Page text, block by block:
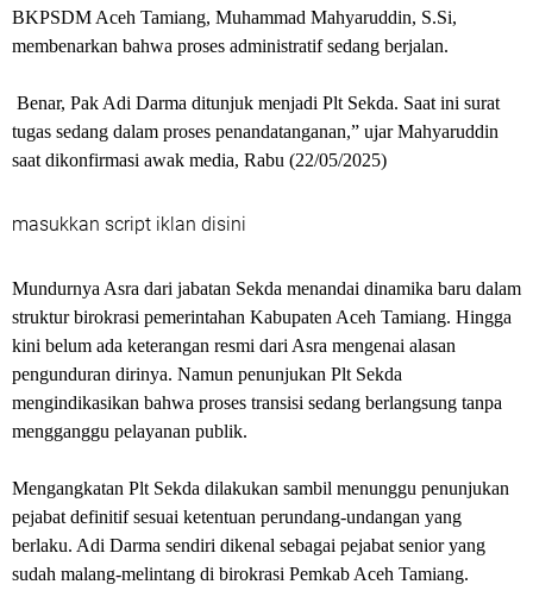
BKPSDM Aceh Tamiang, Muhammad Mahyaruddin, S.Si,
membenarkan bahwa proses administratif sedang berjalan.
Benar, Pak Adi Darma ditunjuk menjadi Plt Sekda. Saat ini surat
tugas sedang dalam proses penandatanganan,” ujar Mahyaruddin
saat dikonfirmasi awak media, Rabu (22/05/2025)
masukkan script iklan disini
Mundurnya Asra dari jabatan Sekda menandai dinamika baru dalam
struktur birokrasi pemerintahan Kabupaten Aceh Tamiang. Hingga
kini belum ada keterangan resmi dari Asra mengenai alasan
pengunduran dirinya. Namun penunjukan Plt Sekda
mengindikasikan bahwa proses transisi sedang berlangsung tanpa
mengganggu pelayanan publik.
Mengangkatan Plt Sekda dilakukan sambil menunggu penunjukan
pejabat definitif sesuai ketentuan perundang-undangan yang
berlaku. Adi Darma sendiri dikenal sebagai pejabat senior yang
sudah malang-melintang di birokrasi Pemkab Aceh Tamiang.